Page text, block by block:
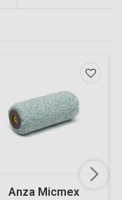
Anza Micmex